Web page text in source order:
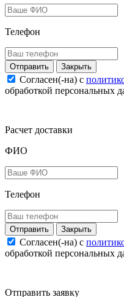
Телефон
Закрыть
Согласен(-на) c
обработкой персональных
Расчет доставки
ФИО
Телефон
Закрыть
Согласен(-на) c
обработкой персональных
Отправить заявку